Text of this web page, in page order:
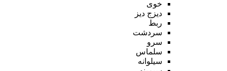
خوی
دیزج دیز
ربط
سردشت
سرو
سلماس
سیلوانه